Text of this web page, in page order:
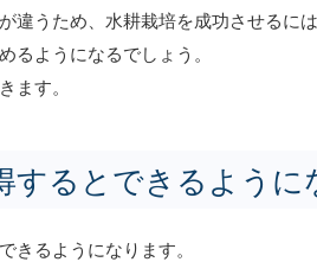
うため、水耕栽培を成功させるに
るようになるでしょう。
ます。
するとできるように
きるようになります。